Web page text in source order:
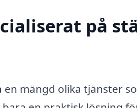
på
mängd olika tjänster